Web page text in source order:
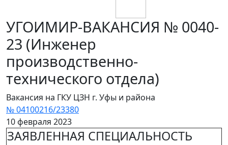
УГОИМИР-ВАКАНСИЯ № 0040-
23 (Инженер
производственно-
технического отдела)
Вакансия на ГКУ ЦЗН г. Уфы и района
№ 04100216/23380
10 февраля 2023
ЗАЯВЛЕННАЯ СПЕЦИАЛЬНОСТЬ